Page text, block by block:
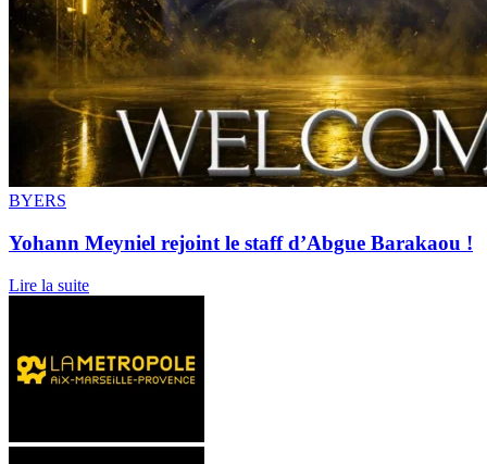
BYERS
Yohann Meyniel rejoint le staff d’Abgue Barakaou !
Lire la suite